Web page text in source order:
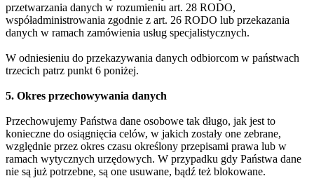
przetwarzania danych w rozumieniu art. 28 RODO,
współadministrowania zgodnie z art. 26 RODO lub przekazania
danych w ramach zamówienia usług specjalistycznych.
W odniesieniu do przekazywania danych odbiorcom w państwach
trzecich patrz punkt 6 poniżej.
5. Okres przechowywania danych
Przechowujemy Państwa dane osobowe tak długo, jak jest to
konieczne do osiągnięcia celów, w jakich zostały one zebrane,
względnie przez okres czasu określony przepisami prawa lub w
ramach wytycznych urzędowych. W przypadku gdy Państwa dane
nie są już potrzebne, są one usuwane, bądź też blokowane.